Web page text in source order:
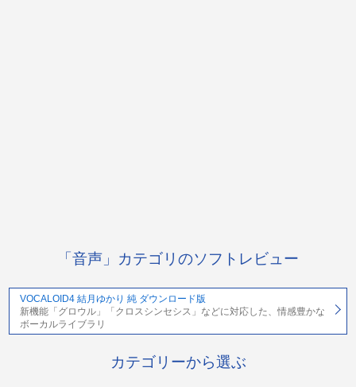
「音声」カテゴリのソフトレビュー
VOCALOID4 結月ゆかり 純 ダウンロード版
新機能「グロウル」「クロスシンセシス」などに対応した、情感豊かな
ボーカルライブラリ
カテゴリーから選ぶ